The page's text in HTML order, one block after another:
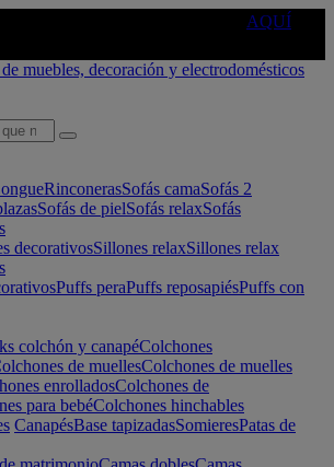
AQUÍ
RinconerasSofás camaSofás 2
Sofás de pielSofás relaxSofás
decorativosSillones relaxSillones relax
Puffs peraPuffs reposapiésPuffs con
colchón y canapéColchones
de muellesColchones de muelles
enrolladosColchones de
para bebéColchones hinchables
CanapésBase tapizadasSomieresPatas de